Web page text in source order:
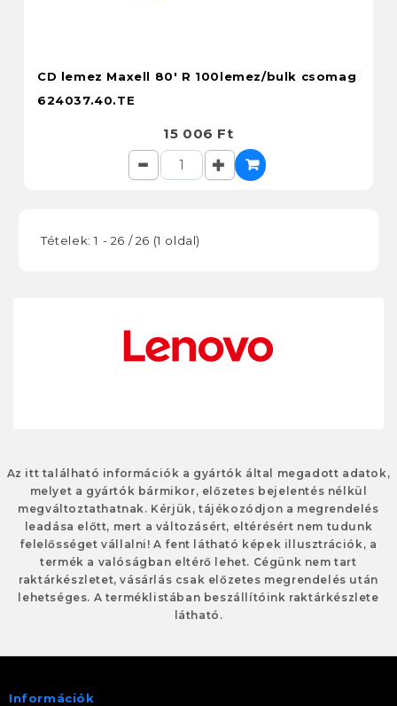
CD lemez Maxell 80' R 100lemez/bulk csomag
624037.40.TE
15 006 Ft
Tételek: 1 - 26 / 26 (1 oldal)
Az itt található információk a gyártók által megadott adatok,
melyet a gyártók bármikor, előzetes bejelentés nélkül
megváltoztathatnak. Kérjük, tájékozódjon a megrendelés
leadása előtt, mert a változásért, eltérésért nem tudunk
felelősséget vállalni! A fent látható képek illusztrációk, a
termék a valóságban eltérő lehet. Cégünk nem tart
raktárkészletet, vásárlás csak előzetes megrendelés után
lehetséges. A terméklistában beszállítóink raktárkészlete
látható.
Információk